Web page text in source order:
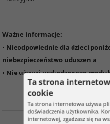
Ważne informacje:
• Nieodpowiednie dla dzieci
niebezpieczeństwo uduszenia
• Nie używaj uszkodzonego
Ta strona
cookie
Ta strona internetowa używa
doświadczenia użytkownika.
internetowej, zgadzasz się na